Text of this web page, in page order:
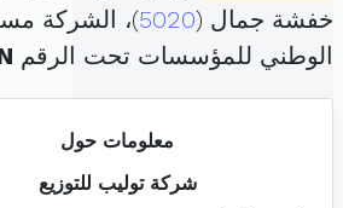
خفشة جمال (5020)، الشركة
الوطني للمؤسسات تحت الرقم
معلومات حول
شركة توليب للتوزيع